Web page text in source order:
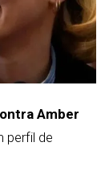
Amber
perfil de